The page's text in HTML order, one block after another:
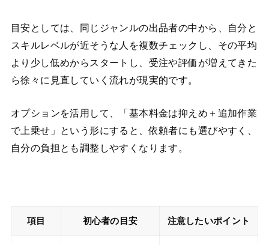
目安としては、同じジャンルの出品者の中から、自分と
スキルレベルが近そうな人を複数チェックし、その平均
より少し低めからスタートし、受注や評価が増えてきた
ら徐々に見直していく流れが現実的です。
オプションを活用して、「基本料金は抑えめ＋追加作業
で上乗せ」という形にすると、依頼者にも選びやすく、
自分の負担とも調整しやすくなります。
項目 初心者の目安 注意したいポイント